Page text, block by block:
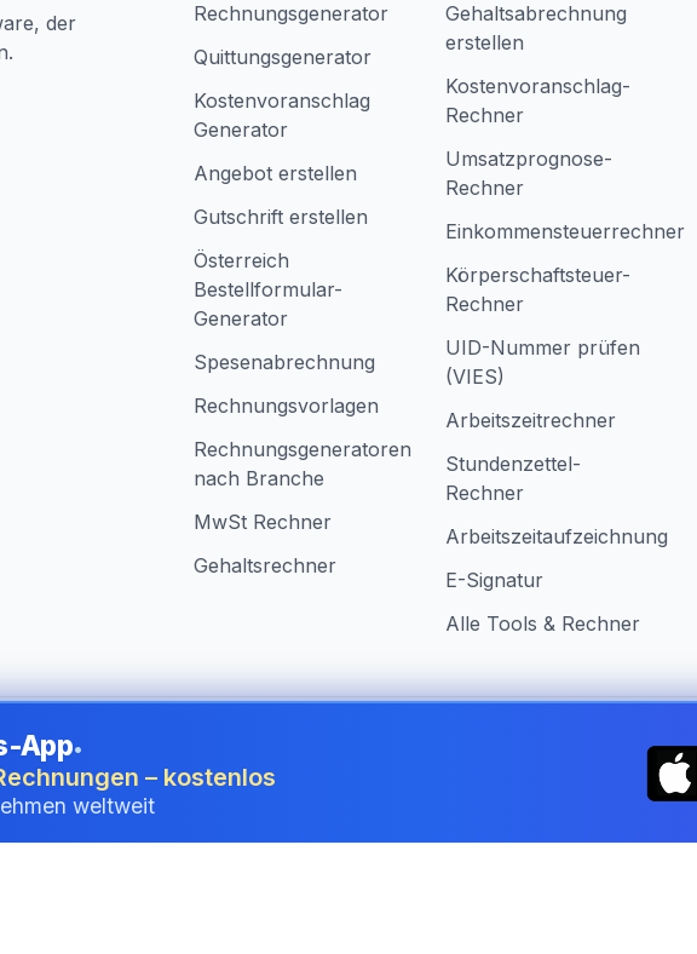
der
Rechnungsgenerator
Quittungsgenerator
Kostenvoranschlag
Generator
Angebot erstellen
Gutschrift erstellen
Österreich
Bestellformular-
Generator
Spesenabrechnung
Rechnungsvorlagen
Rechnungsgeneratoren
nach Branche
MwSt Rechner
Gehaltsrechner
Gehaltsabrechnung
erstellen
Kostenvoranschlag-
Rechner
Umsatzprognose-
Rechner
Einkommensteuerrechner
Körperschaftsteuer-
Rechner
UID-Nummer prüfen
(VIES)
Arbeitszeitrechner
Stundenzettel-
Rechner
Arbeitszeitaufzeichnung
E-Signatur
Alle Tools & Rechner
Für Unternehmen in Austria
App•
– kostenlos
weltweit